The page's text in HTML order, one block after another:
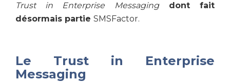
Trust in Enterprise Messagingdont fait
désormais partie SMSFactor.
Le Trust in Enterprise
Messaging